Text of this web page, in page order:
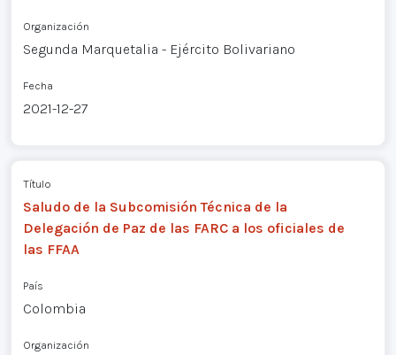
Organización
Segunda Marquetalia - Ejército Bolivariano
Fecha
2021-12-27
Título
Saludo de la Subcomisión Técnica de la
Delegación de Paz de las FARC a los oficiales de
las FFAA
País
Colombia
Organización